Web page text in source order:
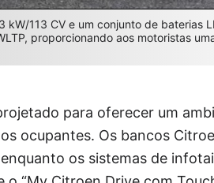
113 CV e um conjunto de baterias
proporcionando aos motoristas
para oferecer um
ocupantes. Os bancos
os sistemas de